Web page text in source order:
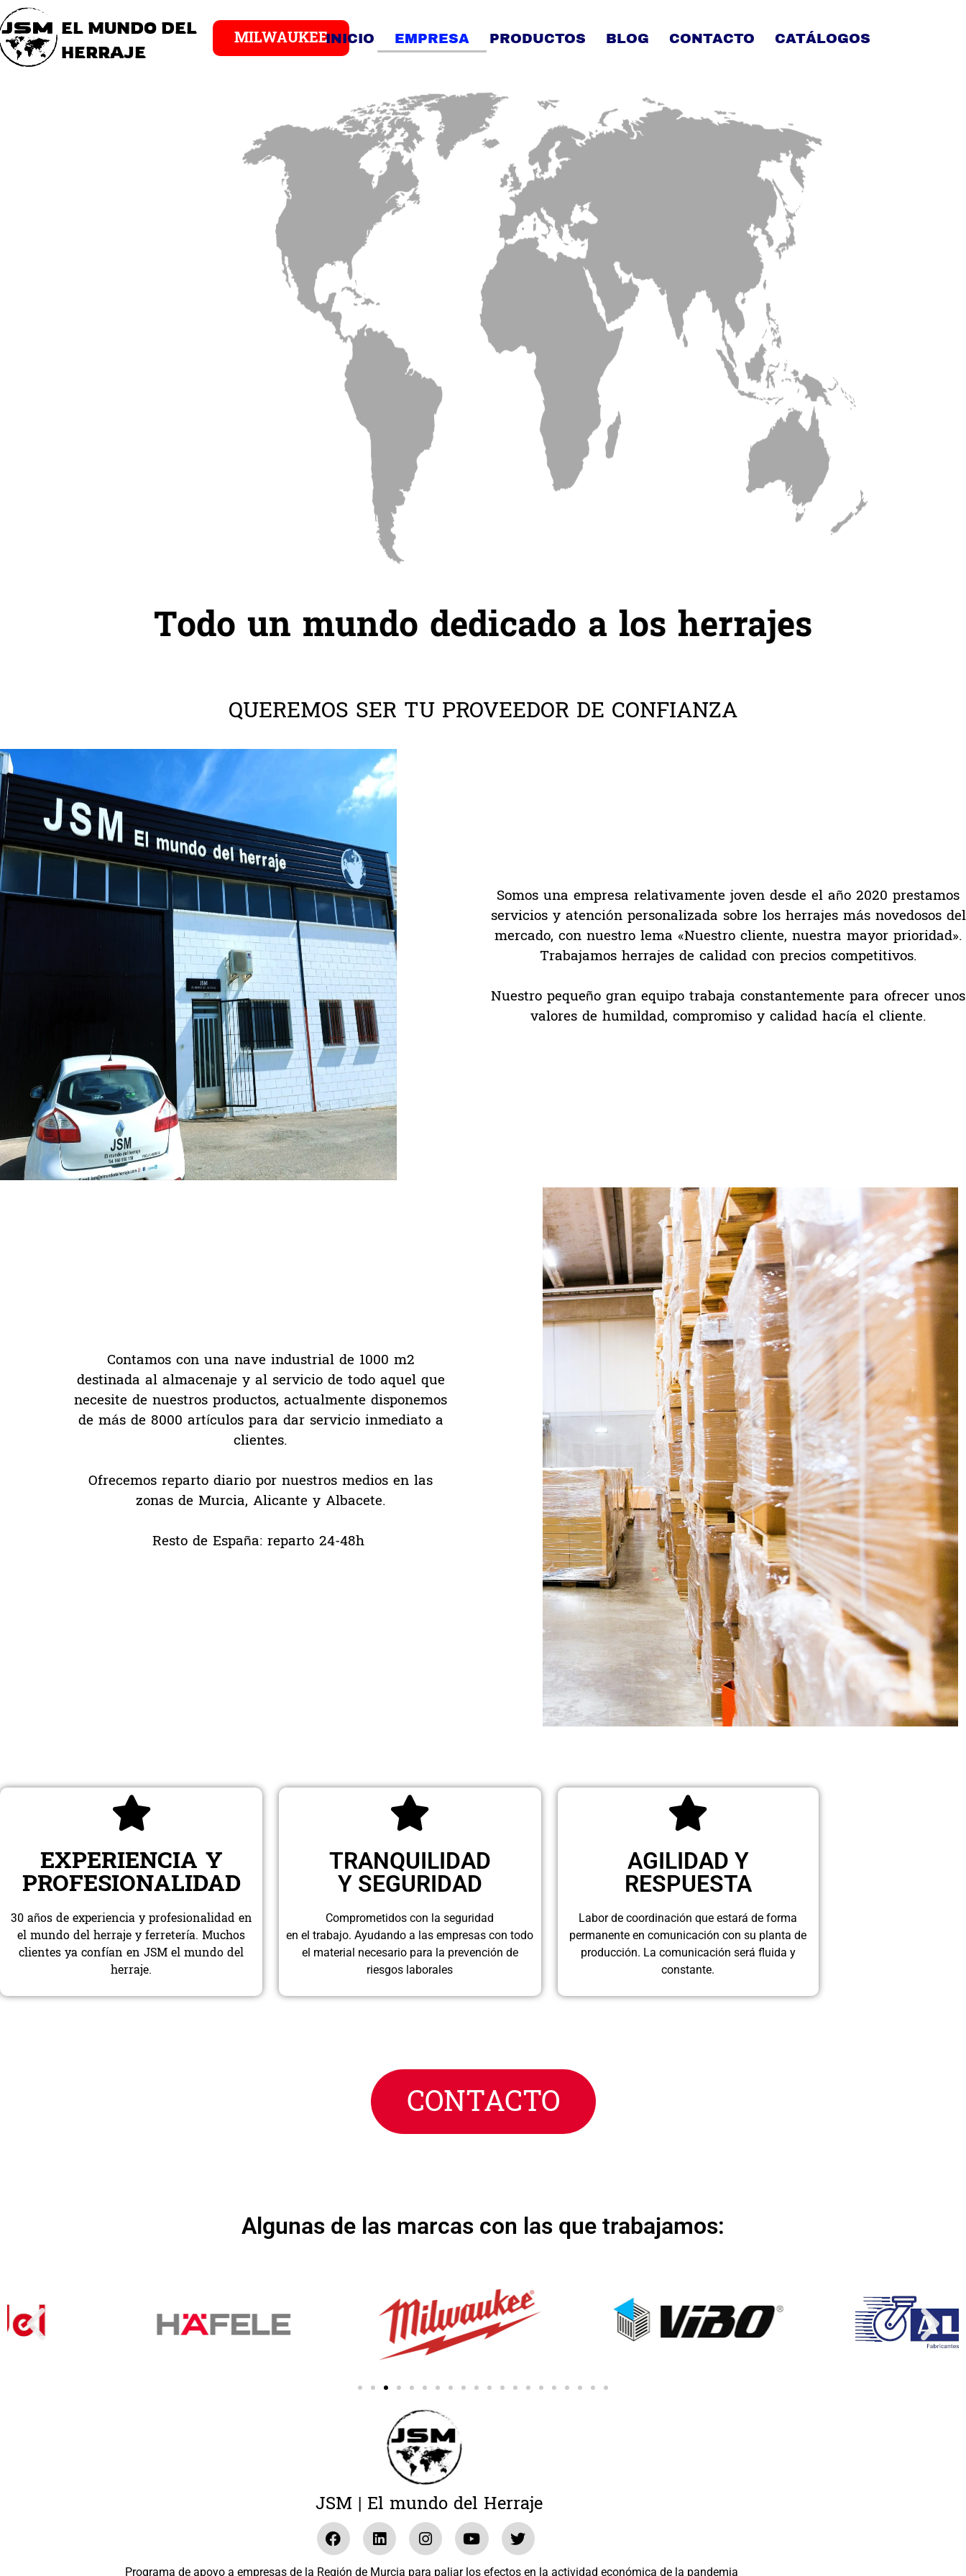
EL MUNDO DEL
HERRAJE
MILWAUKEEINICIO EMPRESA PRODUCTOS BLOG CONTACTO CATÁLOGOS
Todo un mundo dedicado a los herrajes
QUEREMOS SER TU PROVEEDOR DE CONFIANZA
Somos una empresa relativamente joven desde el año 2020 prestamos
servicios y atención personalizada sobre los herrajes más novedosos del
mercado, con nuestro lema «Nuestro cliente, nuestra mayor prioridad».
Trabajamos herrajes de calidad con precios competitivos.
Nuestro pequeño gran equipo trabaja constantemente para ofrecer unos
valores de humildad, compromiso y calidad hacía el cliente.
Contamos con una nave industrial de 1000 m2
destinada al almacenaje y al servicio de todo aquel que
necesite de nuestros productos, actualmente disponemos
de más de 8000 artículos para dar servicio inmediato a
clientes.
Ofrecemos reparto diario por nuestros medios en las
zonas de Murcia, Alicante y Albacete.
Resto de España: reparto 24-48h
EXPERIENCIA Y
PROFESIONALIDAD
30 años de experiencia y profesionalidad en
el mundo del herraje y ferretería. Muchos
clientes ya confían en JSM el mundo del
herraje.
TRANQUILIDAD
Y SEGURIDAD
Comprometidos con la seguridad
en el trabajo. Ayudando a las empresas con todo
el material necesario para la prevención de
riesgos laborales
AGILIDAD Y
RESPUESTA
Labor de coordinación que estará de forma
permanente en comunicación con su planta de
producción. La comunicación será fluida y
constante.
CONTACTO
Algunas de las marcas con las que trabajamos:
JSM | El mundo del Herraje
Programa de apoyo a empresas de la Región de Murcia para paliar los efectos en la actividad económica de la pandemia